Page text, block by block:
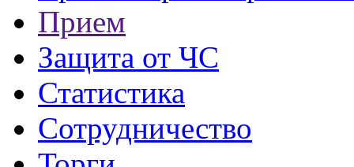
Прием
Защита от ЧС
Статистика
Сотрудничество